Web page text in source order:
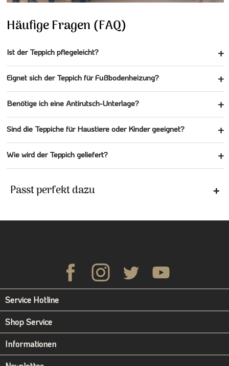
Häufige Fragen (FAQ)
Ist der Teppich pflegeleicht?
Eignet sich der Teppich für Fußbodenheizung?
Benötige ich eine Antirutsch-Unterlage?
Sind die Teppiche für Haustiere oder Kinder geeignet?
Wie wird der Teppich geliefert?
Passt perfekt dazu
Service Hotline
Shop Service
Informationen